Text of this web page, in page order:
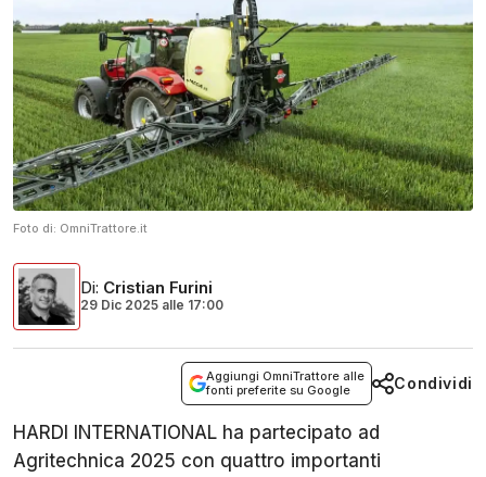
Foto di: OmniTrattore.it
Di: Cristian Furini
29 Dic 2025 alle 17:00
Aggiungi OmniTrattore alle
fonti preferite su Google
Condividi
HARDI INTERNATIONAL ha partecipato ad
Agritechnica 2025 con quattro importanti